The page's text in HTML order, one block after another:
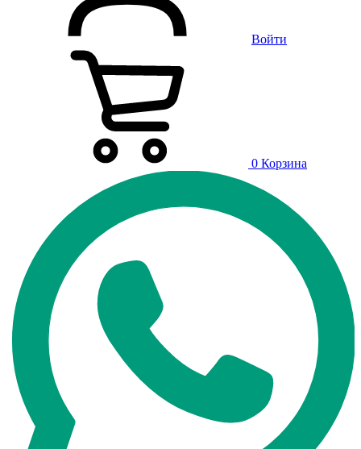
Войти
0 Корзина